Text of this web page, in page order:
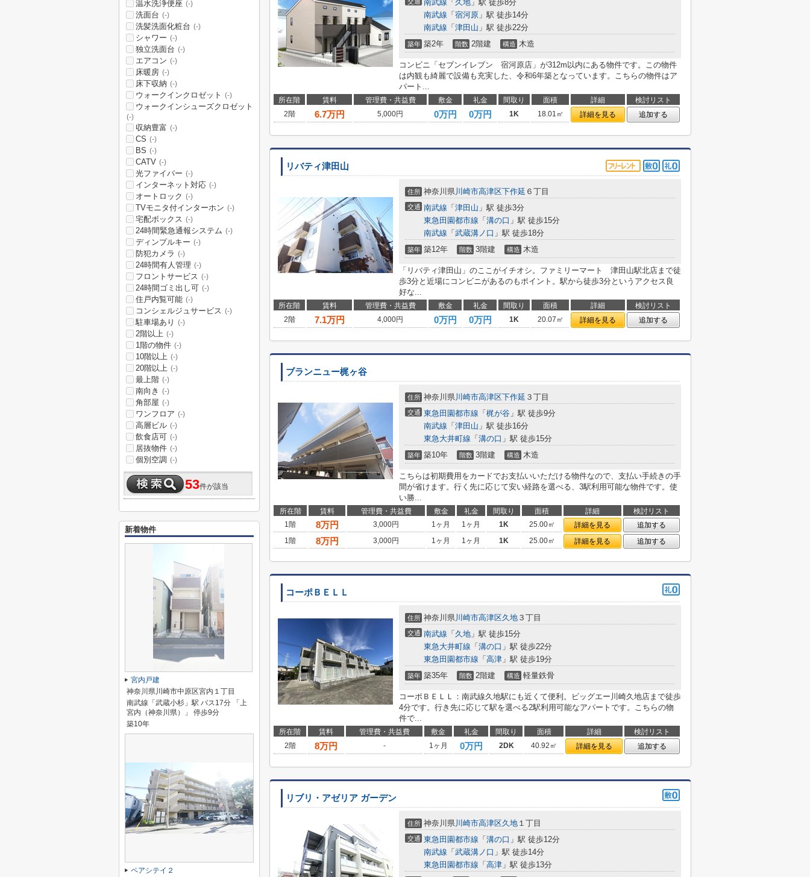
南武線 「 久地 」駅 徒歩8分
南武線 「 宿河原 」駅 徒歩14分
南武線 「 津田山 」駅 徒歩22分
築年 築2年 階数 2階建 構造 木造
コンビニ「セブンイレブン 宿河原店」が312m以内にある物件です。この物件
は内観も綺麗で設備も充実した、令和6年築となっています。こちらの物件はア
パート...
所在階 賃料 管理費・共益費 敷金 礼金 間取り 面積 詳細
検討リスト
2階
6.7万円 5,000円 0万円 0万円 1K 18.01㎡ 詳細を見る 追加する
リバティ津田山
住所 神奈川県川崎市高津区下作延 ６丁目
交通 南武線 「 津田山 」駅 徒歩3分
東急田園都市線 「 溝の口 」駅 徒歩15分
南武線 「 武蔵溝ノ口 」駅 徒歩18分
築年 築12年 階数 3階建 構造 木造
「リバティ津田山」のここがイチオシ。ファミリーマート 津田山駅北店まで徒
歩3分と近場にコンビニがあるのもポイント。駅から徒歩3分というアクセス良
好な...
所在階 賃料 管理費・共益費 敷金 礼金 間取り 面積 詳細
検討リスト
2階
7.1万円 4,000円 0万円 0万円 1K 20.07㎡ 詳細を見る 追加する
ブランニュー梶ヶ谷
住所 神奈川県川崎市高津区下作延 ３丁目
交通 東急田園都市線 「 梶が谷 」駅 徒歩9分
南武線 「 津田山 」駅 徒歩16分
東急大井町線 「 溝の口 」駅 徒歩15分
築年 築10年 階数 3階建 構造 木造
こちらは初期費用をカードでお支払いいただける物件なので、支払い手続きの手
間が省けます。行く先に応じて安い経路を選べる、3駅利用可能な物件です。使
い勝...
所在階 賃料 管理費・共益費 敷金 礼金 間取り 面積 詳細
検討リスト
1階
8万円 3,000円 1ヶ月 1ヶ月 1K 25.00㎡ 詳細を見る
追加する
1階
8万円 3,000円 1ヶ月 1ヶ月 1K 25.00㎡ 詳細を見る 追加する
コーポＢＥＬＬ
住所 神奈川県川崎市高津区久地 ３丁目
交通 南武線 「 久地 」駅 徒歩15分
東急大井町線 「 溝の口 」駅 徒歩22分
東急田園都市線 「 高津 」駅 徒歩19分
築年 築35年 階数 2階建 構造 軽量鉄骨
コーポＢＥＬＬ：南武線久地駅にも近くて便利。ビッグエー川崎久地店まで徒歩
4分です。行き先に応じて駅を選べる2駅利用可能なアパートです。こちらの物
件で...
所在階 賃料 管理費・共益費 敷金 礼金 間取り 面積 詳細
検討リスト
2階
8万円 - 1ヶ月 0万円 2DK 40.92㎡ 詳細を見る 追加する
リブリ・アゼリア ガーデン
住所 神奈川県川崎市高津区久地 １丁目
交通 東急田園都市線 「 溝の口 」駅 徒歩12分
南武線 「 武蔵溝ノ口 」駅 徒歩14分
東急田園都市線 「 高津 」駅 徒歩13分
温水洗浄便座 (-)
洗面台 (-)
洗髪洗面化粧台 (-)
シャワー (-)
独立洗面台 (-)
エアコン (-)
床暖房 (-)
床下収納 (-)
ウォークインクロゼット (-)
ウォークインシューズクロゼット
(-)
収納豊富 (-)
CS (-)
BS (-)
CATV (-)
光ファイバー (-)
インターネット対応 (-)
オートロック (-)
TVモニタ付インターホン (-)
宅配ボックス (-)
24時間緊急通報システム (-)
ディンプルキー (-)
防犯カメラ (-)
24時間有人管理 (-)
フロントサービス (-)
24時間ゴミ出し可 (-)
住戸内覧可能 (-)
コンシェルジュサービス (-)
駐車場あり (-)
2階以上 (-)
1階の物件 (-)
10階以上 (-)
20階以上 (-)
最上階 (-)
南向き (-)
角部屋 (-)
ワンフロア (-)
高層ビル (-)
飲食店可 (-)
居抜物件 (-)
個別空調 (-)
53件が該当
新着物件
宮内戸建
神奈川県川崎市中原区宮内１丁目
南武線「武蔵小杉」駅 バス17分 「上
宮内（神奈川県）」 停歩9分
築10年
ペアシテイ２